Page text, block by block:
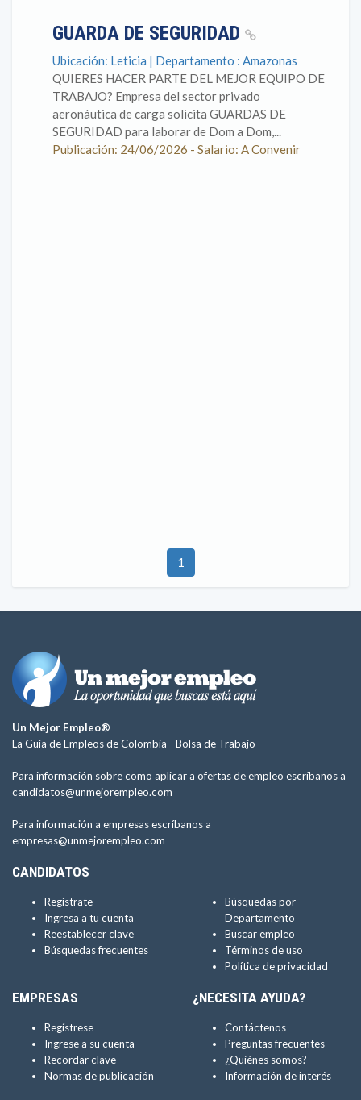
GUARDA DE SEGURIDAD
Ubicación: Leticia | Departamento : Amazonas
QUIERES HACER PARTE DEL MEJOR EQUIPO DE
TRABAJO? Empresa del sector privado
aeronáutica de carga solicita GUARDAS DE
SEGURIDAD para laborar de Dom a Dom,...
Publicación: 24/06/2026 - Salario: A Convenir
1
Un Mejor Empleo®
La Guía de Empleos de Colombia - Bolsa de Trabajo
Para información sobre como aplicar a ofertas de empleo escríbanos a
candidatos@unmejorempleo.com
Para información a empresas escríbanos a
empresas@unmejorempleo.com
CANDIDATOS
Regístrate
Ingresa a tu cuenta
Reestablecer clave
Búsquedas frecuentes
Búsquedas por
Departamento
Buscar empleo
Términos de uso
Política de privacidad
EMPRESAS
Regístrese
Ingrese a su cuenta
Recordar clave
Normas de publicación
¿NECESITA AYUDA?
Contáctenos
Preguntas frecuentes
¿Quiénes somos?
Información de interés